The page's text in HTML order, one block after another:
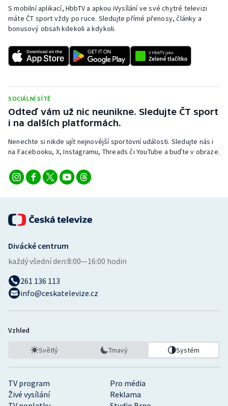
S mobilní aplikací, HbbTV a apkou iVysílání ve své chytré televizi
máte ČT sport vždy po ruce. Sledujte přímé přenosy, články a
bonusový obsah kdekoli a kdykoli.
SOCIÁLNÍ SÍTĚ
Odteď vám už nic neunikne. Sledujte ČT sport
i na dalších platformách.
Nenechte si nikde ujít nejnovější sportovní události. Sledujte nás i
na Facebooku, X, Instagramu, Threads či YouTube a buďte v obraze.
TV program
Pro média
Živé vysílání
Reklama
Divácké centrum
každý všední den:8:00—16:00 hodin
261 136 113
info@ceskatelevize.cz
Vzhled
Světlý Tmavý Systém